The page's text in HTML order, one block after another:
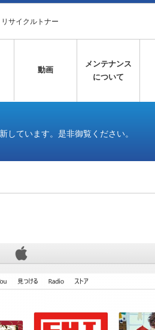
サイクルトナー
動画
メンテナンス
について
しています。是非御覧ください。